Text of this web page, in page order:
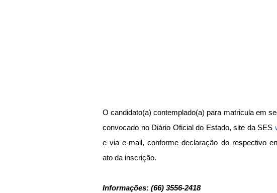
O candidato(a) contemplado(a) para matricula em
convocado no Diário Oficial do Estado, site da SES
e via e-mail, conforme declaração do respectivo
ato da inscrição.
Informações: (66) 3556-2418